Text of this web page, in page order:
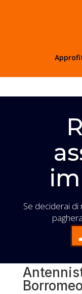
Se deciderai
Borromeo